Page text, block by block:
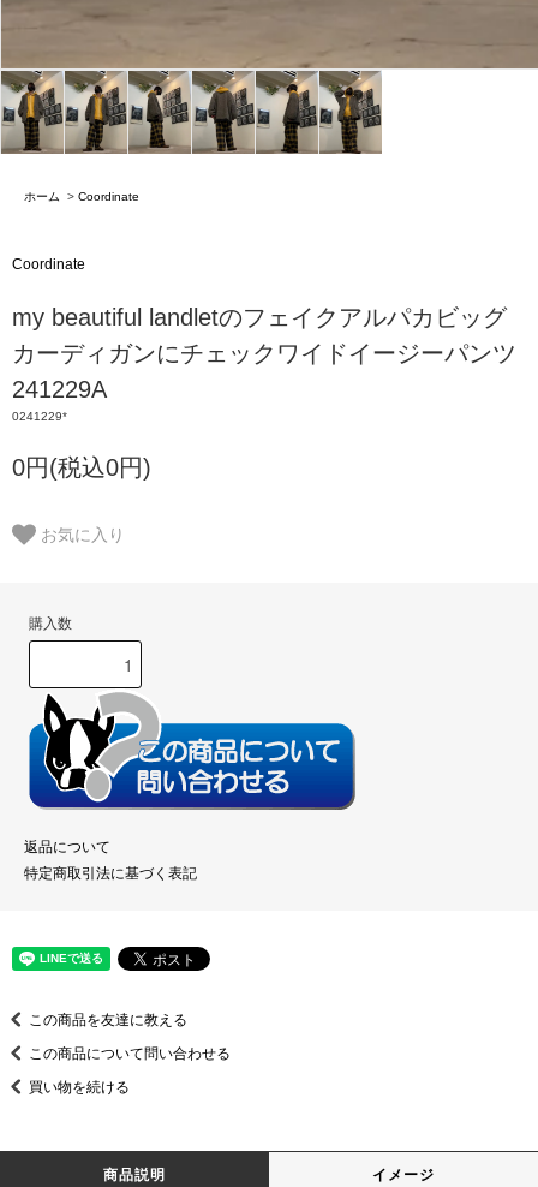
ホーム > Coordinate
Coordinate
my beautiful landletのフェイクアルパカビッグ
カーディガンにチェックワイドイージーパンツ
241229A
0241229*
0円(税込0円)
お気に入り
購入数
返品について
特定商取引法に基づく表記
この商品を友達に教える
この商品について問い合わせる
買い物を続ける
商品説明 イメージ